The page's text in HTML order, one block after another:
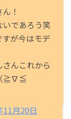
！
であろう笑
が今はモデ
んこれから
（≧∇≦
11月20日